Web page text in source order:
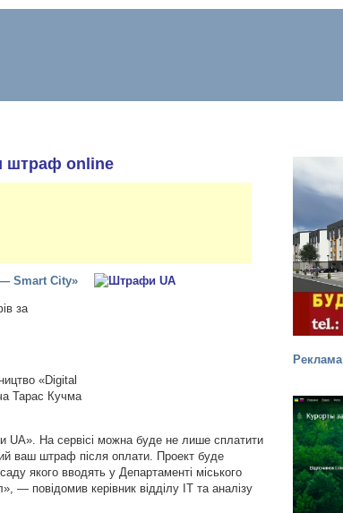
Реклама
штраф online
— Smart City»
за
«Digital
Тарас Кучма
На сервісі можна буде не лише сплатити
ваш штраф після оплати. Проект буде
якого вводять у Департаменті міського
— повідомив керівник відділу ІТ та аналізу